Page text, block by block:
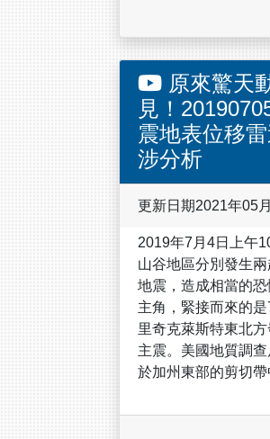
原來驚天
見！
震地表位移
涉分析
更新日期2021年05
2019年7月4日上午
山谷地區分別發生
地震，造成相當的
主角，緊接而來的
里奇克萊斯特東北
主震。美國地質調
於加州東部的剪切